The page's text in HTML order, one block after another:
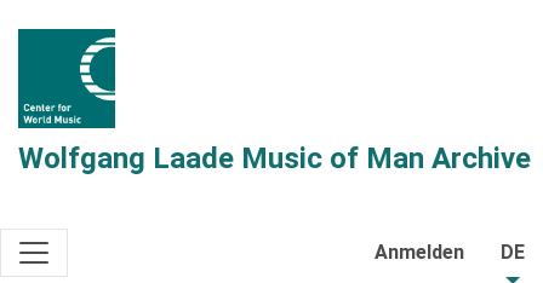
Wolfgang Laade Music of Man Archive
Anmelden DE